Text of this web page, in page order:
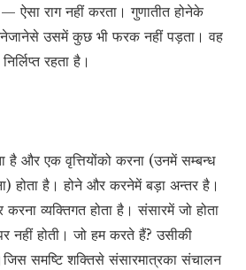
ऐसा राग नहीं करता। गुणातीत होनेके
उसमें कुछ भी फरक नहीं पड़ता। वह
रहता है।
है और एक वृत्तियोंको करना (उनमें सम्बन्ध
होता है। होने और करनेमें बड़ा अन्तर है।
करना व्यक्तिगत होता है। संसारमें जो होता
नहीं होती। जो हम करते हैं? उसीकी
समष्टि शक्तिसे संसारमात्रका संचालन